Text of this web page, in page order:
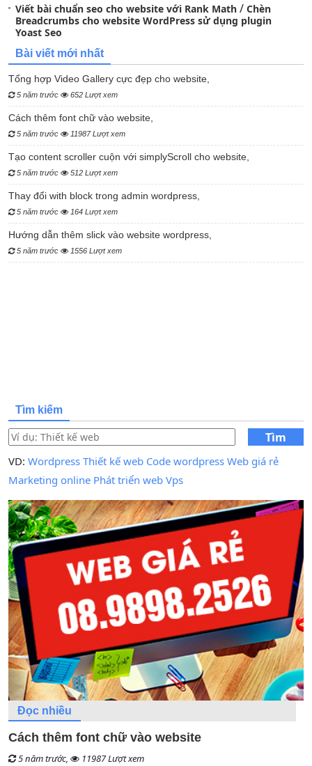
Viết bài chuẩn seo cho website với Rank Math / Chèn
Breadcrumbs cho website WordPress sử dụng plugin
Yoast Seo
Bài viết mới nhất
Tổng hợp Video Gallery cực đẹp cho website,
5 năm trước 652 Lượt xem
Cách thêm font chữ vào website,
5 năm trước 11987 Lượt xem
Tạo content scroller cuộn với simplyScroll cho website,
5 năm trước 512 Lượt xem
Thay đổi with block trong admin wordpress,
5 năm trước 164 Lượt xem
Hướng dẫn thêm slick vào website wordpress,
5 năm trước 1556 Lượt xem
Tìm kiếm
Tìm
kiếm
VD: Wordpress Thiết kế web Code wordpress Web giá rẻ
Marketing online Phát triển web Vps
Đọc nhiều
Cách thêm font chữ vào website
5 năm trước, 11987 Lượt xem